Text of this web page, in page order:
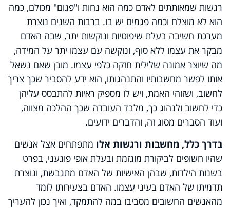
רגשות שמאותתים לאדם כמה הוא נחות ו"פגום" מכולם, כמה
הוא לא מוצלח וכמה פגמים יש בו. ברבות השנים נוצרת
מערכת חשיבה בעלת שיפוטיות ונוקשות יתר, שבה האדם
מבקר את עצמו ללא סוף, ונוקשה עם עצמו יתר על המידה,
מה שיוצר אמונה שלילית חזקה כלפי עצמו. מובן שאם נשאל
אותו לפשר מחשבותיו והתנהגותו, הוא ידע להסביר שכך צריך
לחשוב, ושזוהי האמת, ויש לו מספיק ראיות להתבסס עליהן
כדי לחשוב ולנהוג כך, מלבד העובדה שכך ההלכה מצווה,
ועוד הסברים מסוג זה, והדברים ידועים.
בדרך כלל, מחשבות ורגשות אלו מתפתחים אצל אנשים
שהיו חשופים לביקורת מוגזמת ובעלת אופי פוגעני, בפרט
בשנות הילדות, שבהן האישיות של האדם מתגבשת, ונוצרת
תדמיתו של האדם בעיני עצמו. האדם בצעירותו לומד
מהאנשים החשובים מסביבו במה להתמקד, ואיך נכון להעריך